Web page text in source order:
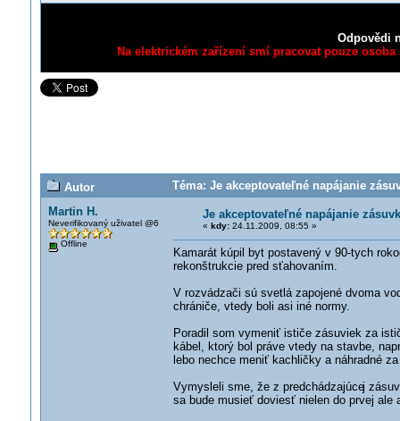
Odpovědi
Na elektrickém zařízení smí pracovat pouze
Autor
Téma: Je akceptovateľné napájanie
Martin H.
Neverifikovaný uživatel @6
Offline
Je akceptovateľné napájanie
« kdy:24.11.2009, 08:55 »
Kamarát kúpil byt postavený v 90-tych
rekonštrukcie pred sťahovaním.
V rozvádzači sú svetlá zapojené dvoma
chrániče, vtedy boli asi iné normy.
Poradil som vymeniť ističe zásuviek za
kábel, ktorý bol práve vtedy na stavbe,
lebo nechce meniť kachličky a náhradné
Vymysleli sme, že z predchádzajúcej
sa bude musieť doviesť nielen do prvej